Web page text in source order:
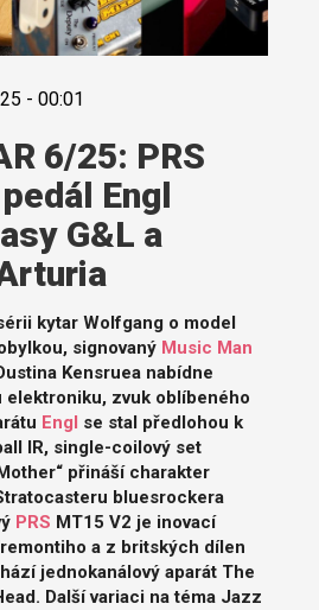
- 00:01
6/25: PRS
Engl
G&L a
kytar Wolfgang o model
signovaný Music Man
Kensruea nabídne
elektroniku, zvuk oblíbeného
Engl se stal předlohou k
IR, single-coilový set
přináší charakter
bluesrockera
PRS MT15 V2 je inovací
a z britských dílen
jednokanálový aparát The
Další variaci na téma Jazz